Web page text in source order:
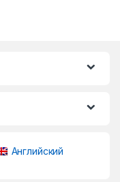
Английский